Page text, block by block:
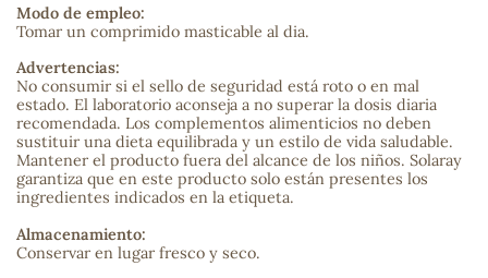
Modo de empleo:
Tomar un comprimido masticable al dia.
Advertencias:
No consumir si el sello de seguridad está roto o en mal
estado. El laboratorio aconseja a no superar la dosis diaria
recomendada. Los complementos alimenticios no deben
sustituir una dieta equilibrada y un estilo de vida saludable.
Mantener el producto fuera del alcance de los niños. Solaray
garantiza que en este producto solo están presentes los
ingredientes indicados en la etiqueta.
Almacenamiento:
Conservar en lugar fresco y seco.